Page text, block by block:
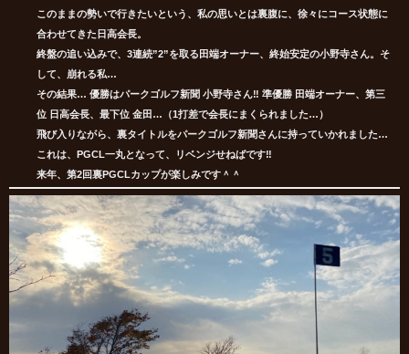
このままの勢いで行きたいという、私の思いとは裏腹に、徐々にコース状態に
合わせてきた日高会長。
終盤の追い込みで、3連続”2”を取る田端オーナー、終始安定の小野寺さん。そ
して、崩れる私…
その結果… 優勝はパークゴルフ新聞 小野寺さん‼ 準優勝 田端オーナー、第三
位 日高会長、最下位 金田…（1打差で会長にまくられました…）
飛び入りながら、裏タイトルをパークゴルフ新聞さんに持っていかれました…
これは、PGCL一丸となって、リベンジせねばです‼
来年、第2回裏PGCLカップが楽しみです＾＾